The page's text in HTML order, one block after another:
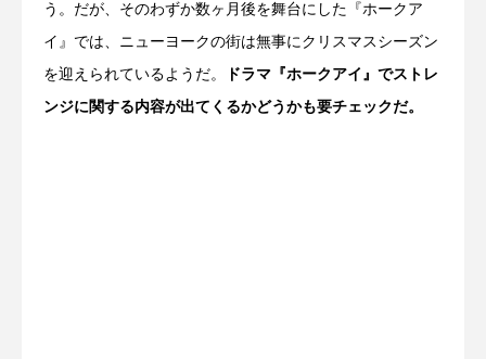
う。だが、そのわずか数ヶ月後を舞台にした『ホークア
イ』では、ニューヨークの街は無事にクリスマスシーズン
を迎えられているようだ。 ドラマ『ホークアイ』でストレ
ンジに関する内容が出てくるかどうかも要チェックだ。